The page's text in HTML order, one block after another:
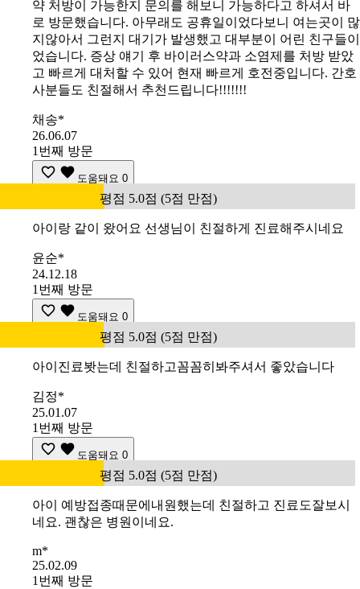
약 처방이 가능한지 문의를 해보니 가능하다고 하셔서 바
로 방문했습니다. 아무래도 공휴일이었다보니 여는곳이 많
지않아서 그런지 대기가 발생했고 대부분이 어린 친구들이
었습니다. 증상 얘기 후 바이러스약과 소염제를 처방 받았
고 빠르게 대처할 수 있어 현재 빠르게 호전중입니다. 간호
사분들도 친절해서 추천드립니다!!!!!!!
채송*
26.06.07
1번째 방문
도움돼요 0
평점 5.0점 (5점 만점)
아이랑 같이 왔어요 선생님이 친절하게 진료해주시네요
윤순*
24.12.18
1번째 방문
도움돼요 0
평점 5.0점 (5점 만점)
아이진료봣는데 친절하고꼼꼼히봐주셔서 좋았습니다
김정*
25.01.07
1번째 방문
도움돼요 0
평점 5.0점 (5점 만점)
아이 예방접종때문에내원했는데 친절하고 진료도잘보시
네요. 괜찮은 병원이네요.
m*
25.02.09
1번째 방문